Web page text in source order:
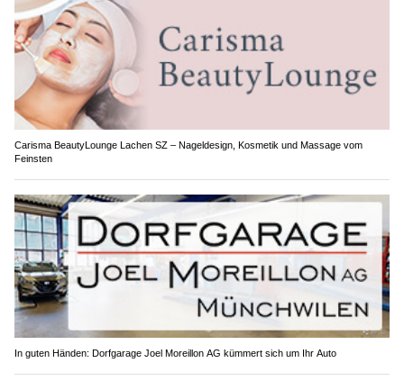
Carisma BeautyLounge Lachen SZ – Nageldesign, Kosmetik und Massage vom
Feinsten
In guten Händen: Dorfgarage Joel Moreillon AG kümmert sich um Ihr Auto